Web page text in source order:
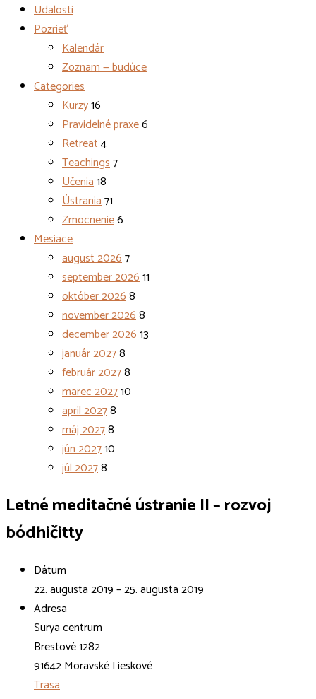
Udalosti
Pozrieť
Kalendár
Zoznam — budúce
Categories
Kurzy16
Pravidelné praxe6
Retreat4
Teachings7
Učenia18
Ústrania71
Zmocnenie6
Mesiace
august 20267
september 202611
október 20268
november 20268
december 202613
január 20278
február 20278
marec 202710
apríl 20278
máj 20278
jún 202710
júl 20278
Letné meditačné ústranie II – rozvoj
bódhičitty
Dátum
22. augusta 2019 – 25. augusta 2019
Adresa
Surya centrum
Brestové 1282
91642 Moravské Lieskové
Trasa